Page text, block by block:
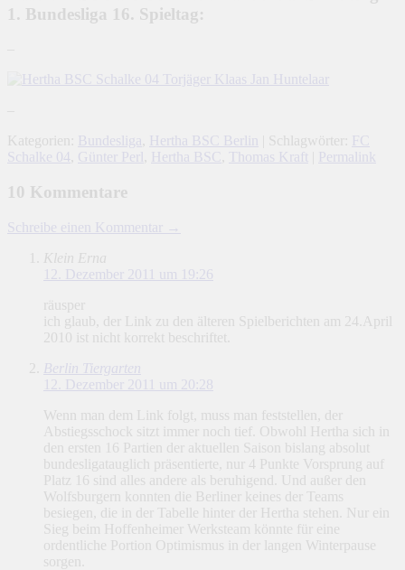
1. Bundesliga 16. Spieltag:
Kategorien:
Bundesliga Hertha BSC Berlin | Schlagwörter:
FC
Schalke 04 Günter Perl Hertha BSC Thomas Kraft Permalink
10 Kommentare
Schreibe einen Kommentar →
Klein Erna
12. Dezember 2011 um 19:26
räusper
ich glaub, der Link zu den älteren Spielberichten am 24.April
2010 ist nicht korrekt beschriftet.
Berlin Tiergarten
12. Dezember 2011 um 20:28
Wenn man dem Link folgt, muss man feststellen, der
Abstiegsschock sitzt immer noch tief. Obwohl Hertha sich in
den ersten 16 Partien der aktuellen Saison bislang absolut
bundesligatauglich präsentierte, nur 4 Punkte Vorsprung auf
Platz 16 sind alles andere als beruhigend. Und außer den
Wolfsburgern konnten die Berliner keines der Teams
besiegen, die in der Tabelle hinter der Hertha stehen. Nur ein
Sieg beim Hoffenheimer Werksteam könnte für eine
ordentliche Portion Optimismus in der langen Winterpause
sorgen.